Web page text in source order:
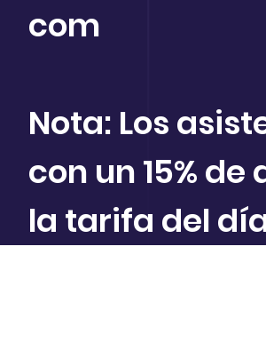
com
Nota: Los
con un 15%
la tarifa del